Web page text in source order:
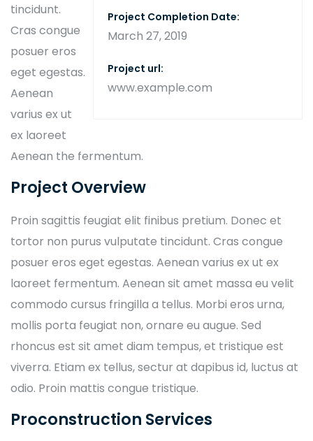
Project Completion Date:
March 27, 2019
Project url:
www.example.com
tincidunt.
Cras congue
posuer eros
eget egestas.
Aenean
varius ex ut
ex laoreet
Aenean the fermentum.
Project Overview
Proin sagittis feugiat elit finibus pretium. Donec et
tortor non purus vulputate tincidunt. Cras congue
posuer eros eget egestas. Aenean varius ex ut ex
laoreet fermentum. Aenean sit amet massa eu velit
commodo cursus fringilla a tellus. Morbi eros urna,
mollis porta feugiat non, ornare eu augue. Sed
rhoncus est sit amet diam tempus, et tristique est
viverra. Etiam ex tellus, sectur at dapibus id, luctus at
odio. Proin mattis congue tristique.
Proconstruction Services